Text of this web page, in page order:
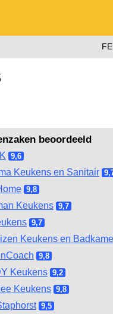
beoordeeld
9,6
Keukens en Sanitair
9,8
Keukens 9,7
9,7
Keukens en
9,8
Keukens 9,2
Keukens 9,8
9,5